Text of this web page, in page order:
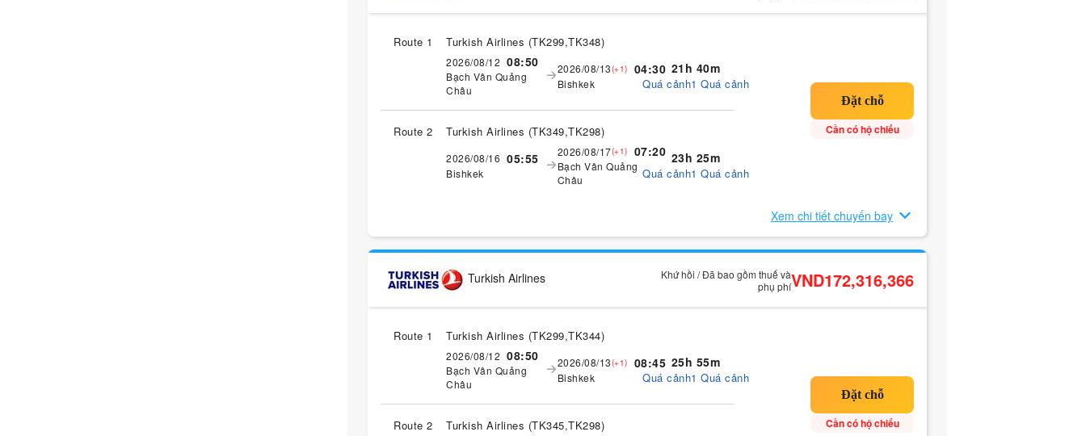
Route 1 Turkish Airlines (TK299,TK348)
2026/08/12 08:50
Bạch Vân Quảng
Châu
2026/08/13(+1) 04:30
Bishkek
21h 40m
Quá cảnh1 Quá cảnh
Route 2 Turkish Airlines (TK349,TK298)
2026/08/16 05:55
Bishkek
2026/08/17(+1) 07:20
Bạch Vân Quảng
Châu
23h 25m
Quá cảnh1 Quá cảnh
Cần có hộ chiếu
Xem chi tiết chuyến bay
Turkish Airlines
Khứ hồi / Đã bao gồm thuế và
phụ phíVND172,316,366
Route 1 Turkish Airlines (TK299,TK344)
2026/08/12 08:50
Bạch Vân Quảng
Châu
2026/08/13(+1) 08:45
Bishkek
25h 55m
Quá cảnh1 Quá cảnh
Route 2 Turkish Airlines (TK345,TK298) Cần có hộ chiếu